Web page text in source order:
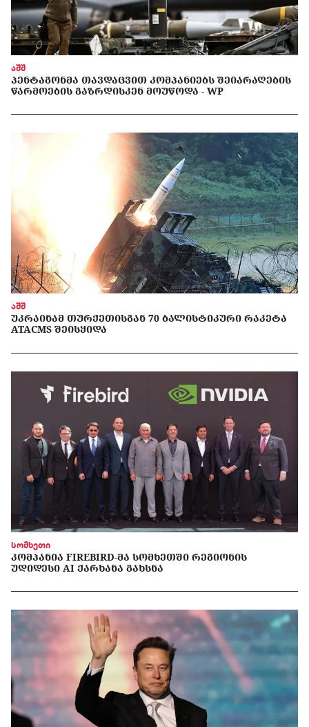
აშშ
ᲞᲔᲜᲢᲐᲒᲝᲜᲛᲐ ᲗᲐᲕᲓᲐᲪᲕᲘᲗ ᲙᲝᲛᲞᲐᲜᲘᲔᲑᲡ ᲨᲔᲘᲐᲠᲐᲦᲔᲑᲘᲡ
ᲬᲐᲠᲛᲝᲔᲑᲘᲡ ᲒᲐᲖᲠᲓᲘᲡᲙᲔᲜ ᲛᲝᲣᲬᲝᲓᲐ - WP
აშშ
ᲣᲙᲠᲐᲘᲜᲐᲛ ᲗᲣᲠᲥᲔᲗᲘᲡᲒᲐᲜ 70 ᲑᲐᲚᲘᲡᲢᲘᲙᲣᲠᲘ ᲠᲐᲙᲔᲢᲐ
ATACMS ᲨᲔᲘᲡᲧᲘᲓᲐ
სომხეთი
ᲙᲝᲛᲞᲐᲜᲘᲐ FIREBIRD-ᲛᲐ ᲡᲝᲛᲮᲔᲗᲨᲘ ᲠᲔᲒᲘᲝᲜᲘᲡ
ᲣᲓᲘᲓᲔᲡᲘ AI ᲥᲐᲠᲮᲐᲜᲐ ᲒᲐᲮᲡᲜᲐ